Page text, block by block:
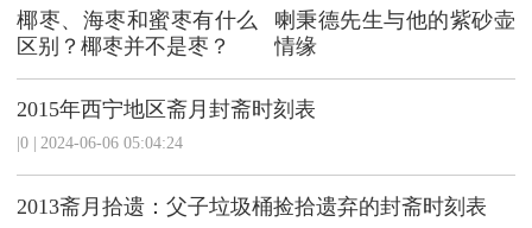
椰枣、海枣和蜜枣有什么
区别？椰枣并不是枣？
喇秉德先生与他的紫砂壶
情缘
2015年西宁地区斋月封斋时刻表
|0 | 2024-06-06 05:04:24
2013斋月拾遗：父子垃圾桶捡拾遗弃的封斋时刻表